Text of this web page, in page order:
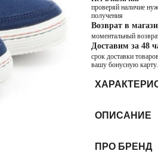
проверяй наличие
получения
Возврат в
моментальный
Доставим за 48
срок доставки
вашу бонусную
ОПИСАНИЕ
ПРО БРЕНД